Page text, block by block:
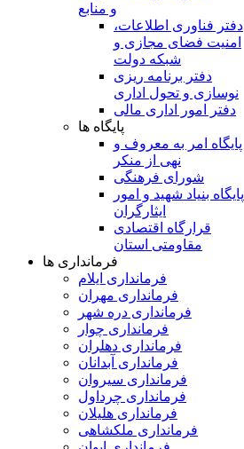
و منابع
دفتر فناوری اطلاعات،
امنیت فضای مجازی و
شبکه دولت
دفتر برنامه ریزی
نوسازی و تحول اداری
دفتر امور اداری مالی
پایگاه ها
پایگاه امر به معروف و
نهی از منکر
شورای فرهنگی
پایگاه بنیاد شهید و امور
ایثارگران
قرارگاه اقتصادی
مقاومتی استان
فرمانداری ها
فرمانداری ایلام
فرمانداری مهران
فرمانداری دره شهر
فرمانداری چوار
فرمانداری دهلران
فرمانداری آبدانان
فرمانداری سیروان
فرمانداری چرداول
فرمانداری هلیلان
فرمانداری ملکشاهی